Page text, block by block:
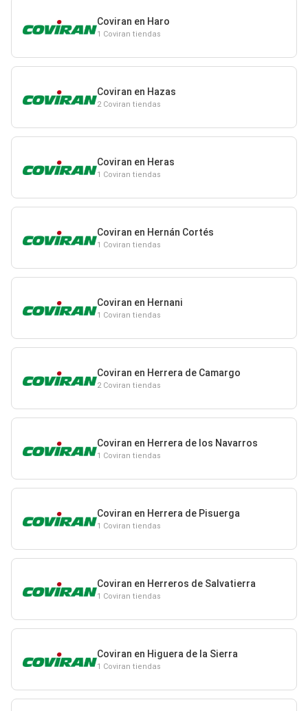
Coviran en Haro
1 Coviran tiendas
Coviran en Hazas
2 Coviran tiendas
Coviran en Heras
1 Coviran tiendas
Coviran en Hernán Cortés
1 Coviran tiendas
Coviran en Hernani
1 Coviran tiendas
Coviran en Herrera de Camargo
2 Coviran tiendas
Coviran en Herrera de los Navarros
1 Coviran tiendas
Coviran en Herrera de Pisuerga
1 Coviran tiendas
Coviran en Herreros de Salvatierra
1 Coviran tiendas
Coviran en Higuera de la Sierra
1 Coviran tiendas